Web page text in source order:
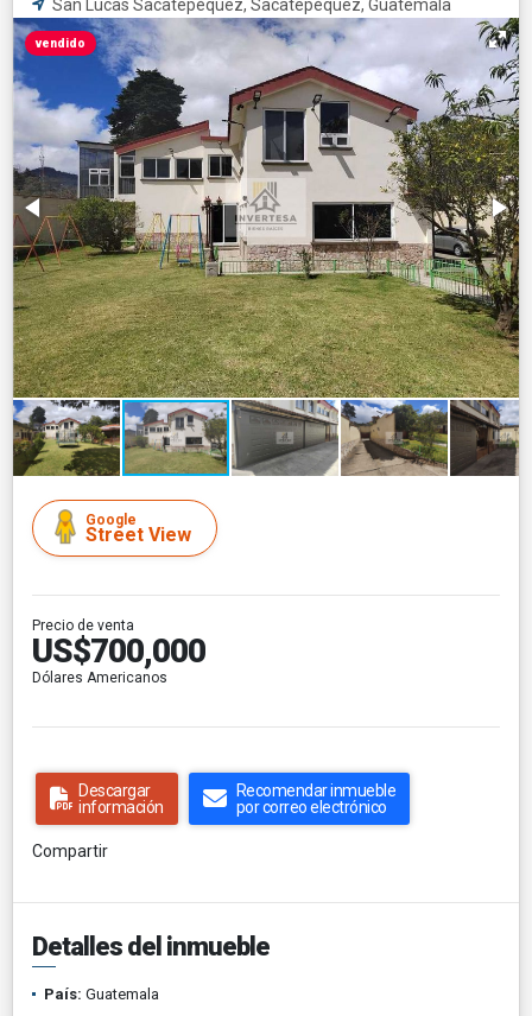
San Lucas Sacatepéquez, Sacatepéquez, Guatemala
vendido
Google
Street View
Precio de venta
US$700,000
Dólares Americanos
Descargar
información
Recomendar inmueble
por correo electrónico
Compartir
Detalles del inmueble
País: Guatemala